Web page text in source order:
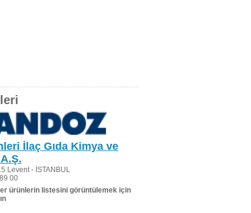
İlaç Gıda Kimya ve
Levent - İSTANBUL
00
ürünlerin listesini görüntülemek için